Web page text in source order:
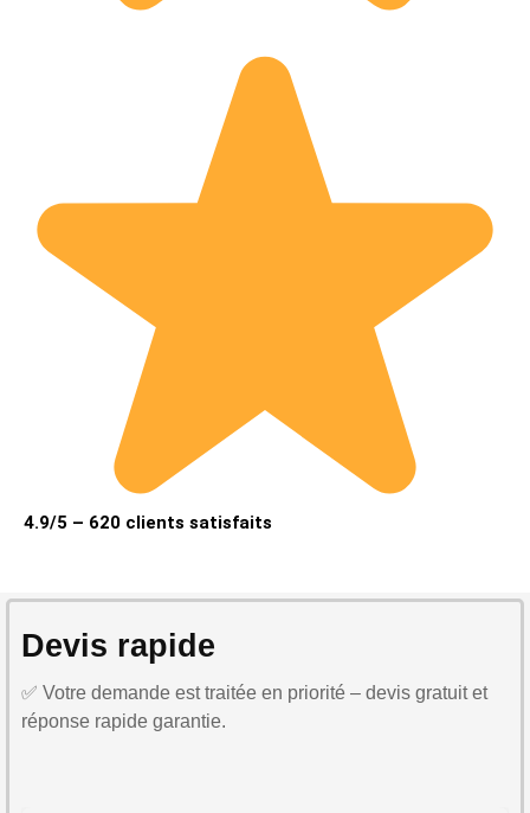
4.9/5 – 620 clients satisfaits
Devis rapide
✅ Votre demande est traitée en priorité – devis gratuit et
réponse rapide garantie.